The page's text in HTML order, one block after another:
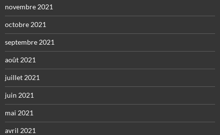
novembre 2021
octobre 2021
septembre 2021
août 2021
juillet 2021
juin 2021
mai 2021
avril 2021